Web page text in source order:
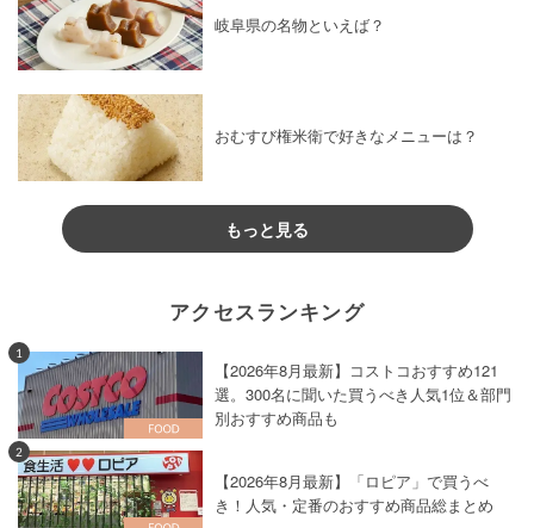
岐阜県の名物といえば？
おむすび権米衛で好きなメニューは？
もっと見る
アクセスランキング
1
【2026年8月最新】コストコおすすめ121
選。300名に聞いた買うべき人気1位＆部門
別おすすめ商品も
2
【2026年8月最新】「ロピア」で買うべ
き！人気・定番のおすすめ商品総まとめ